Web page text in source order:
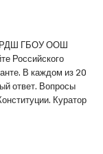
РДШ ГБОУ ООШ
Российского
В каждом из 20
ответ. Вопросы
Куратор